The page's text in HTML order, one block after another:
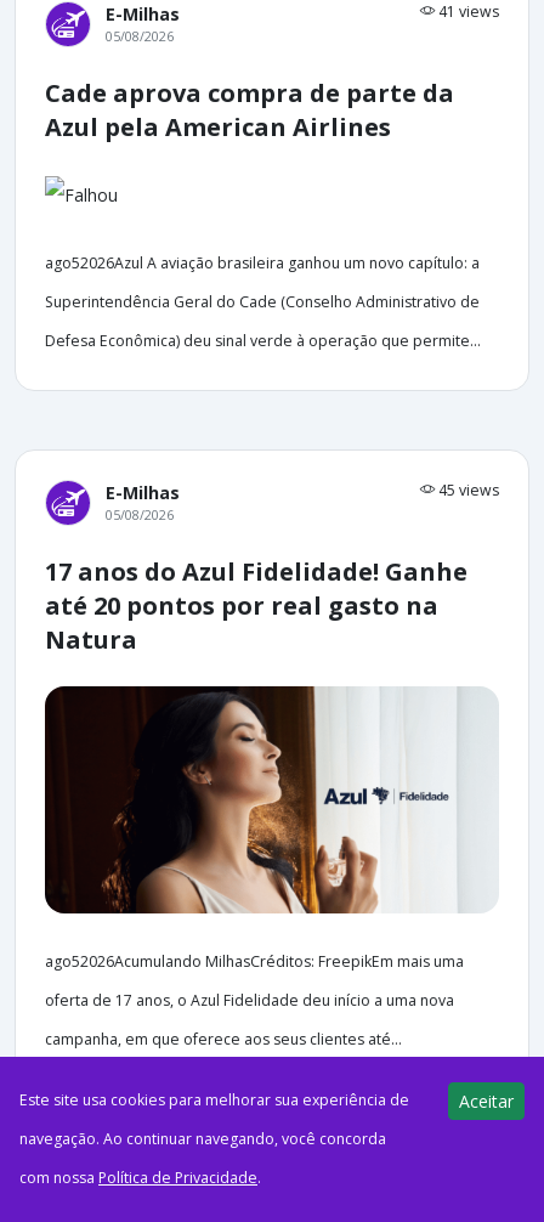
E-Milhas 41 views
05/08/2026
Cade aprova compra de parte da
Azul pela American Airlines
ago52026Azul A aviação brasileira ganhou um novo capítulo: a
Superintendência Geral do Cade (Conselho Administrativo de
Defesa Econômica) deu sinal verde à operação que permite...
E-Milhas 45 views
05/08/2026
17 anos do Azul Fidelidade! Ganhe
até 20 pontos por real gasto na
Natura
ago52026Acumulando MilhasCréditos: FreepikEm mais uma
oferta de 17 anos, o Azul Fidelidade deu início a uma nova
campanha, em que oferece aos seus clientes até...
E-Milhas
Este site usa cookies para melhorar sua experiência de
navegação. Ao continuar navegando, você concorda
com nossa Política de Privacidade.
Aceitar